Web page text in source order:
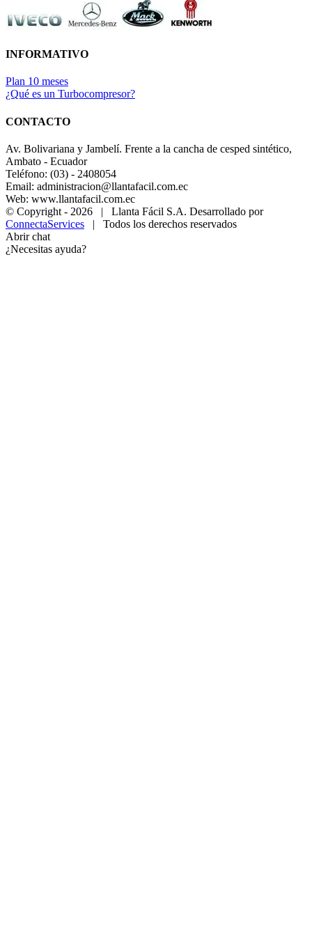
INFORMATIVO
Plan 10 meses
¿Qué es un Turbocompresor?
CONTACTO
Av. Bolivariana y Jambelí. Frente a la cancha de cesped sintético,
Ambato - Ecuador
Teléfono: (03) - 2408054
Email: administracion@llantafacil.com.ec
Web: www.llantafacil.com.ec
© Copyright - 2026 | Llanta Fácil S.A. Desarrollado por
ConnectaServices | Todos los derechos reservados
Abrir chat
¿Necesitas ayuda?